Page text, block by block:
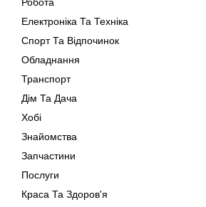
Електроніка Та Техніка
Спорт Та Відпочинок
Обладнання
Транспорт
Дім Та Дача
Хобі
Знайомства
Запчастини
Послуги
Краса Та Здоров'я